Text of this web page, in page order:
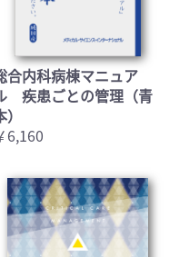
カートへ進む
合内科病棟マニュア
疾患ごとの管理（青
6,160